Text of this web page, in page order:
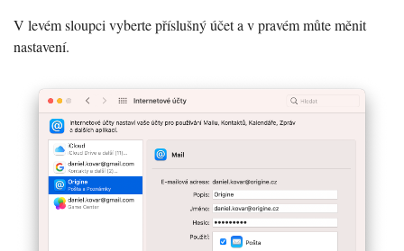
V levém sloupci vyberte příslušný účet a v pravém můte měnit
nastavení.